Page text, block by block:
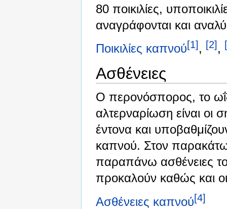
80 ποικιλίες,
αναγράφονται και
Ποικιλίες καπνού[1] , [2] ,
Ασθένειες
Ο περονόσπορος, το
αλτερναρίωση είναι οι
έντονα και
καπνού. Στον
παραπάνω ασθένειες
προκαλούν καθώς και
Ασθένειες καπνού[4]